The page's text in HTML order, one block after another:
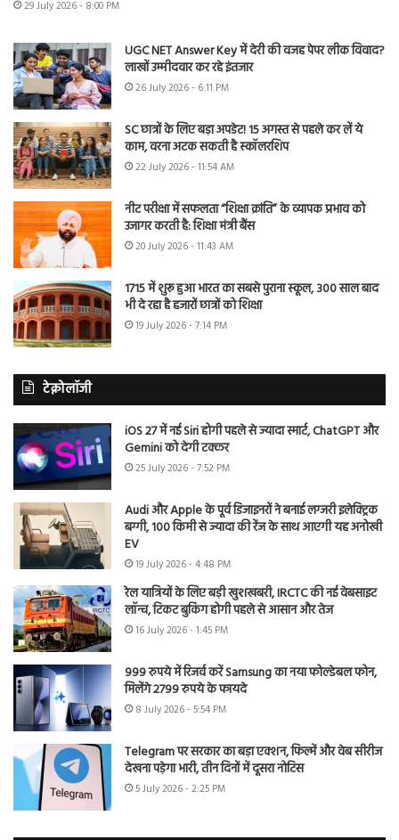
29 July 2026 - 8:00 PM
UGC NET Answer Key में देरी की वजह पेपर लीक विवाद?
लाखों उम्मीदवार कर रहे इंतजार
26 July 2026 - 6:11 PM
SC छात्रों के लिए बड़ा अपडेट! 15 अगस्त से पहले कर लें ये
काम, वरना अटक सकती है स्कॉलरशिप
22 July 2026 - 11:54 AM
नीट परीक्षा में सफलता “शिक्षा क्रांति” के व्यापक प्रभाव को
उजागर करती है: शिक्षा मंत्री बैंस
20 July 2026 - 11:43 AM
1715 में शुरू हुआ भारत का सबसे पुराना स्कूल, 300 साल बाद
भी दे रहा है हजारों छात्रों को शिक्षा
19 July 2026 - 7:14 PM
टेक्नोलॉजी
iOS 27 में नई Siri होगी पहले से ज्यादा स्मार्ट, ChatGPT और
Gemini को देगी टक्कर
25 July 2026 - 7:52 PM
Audi और Apple के पूर्व डिजाइनरों ने बनाई लग्जरी इलेक्ट्रिक
बग्गी, 100 किमी से ज्यादा की रेंज के साथ आएगी यह अनोखी
EV
19 July 2026 - 4:48 PM
रेल यात्रियों के लिए बड़ी खुशखबरी, IRCTC की नई वेबसाइट
लॉन्च, टिकट बुकिंग होगी पहले से आसान और तेज
16 July 2026 - 1:45 PM
999 रुपये में रिजर्व करें Samsung का नया फोल्डेबल फोन,
मिलेंगे 2799 रुपये के फायदे
8 July 2026 - 5:54 PM
Telegram पर सरकार का बड़ा एक्शन, फिल्में और वेब सीरीज
देखना पड़ेगा भारी, तीन दिनों में दूसरा नोटिस
5 July 2026 - 2:25 PM